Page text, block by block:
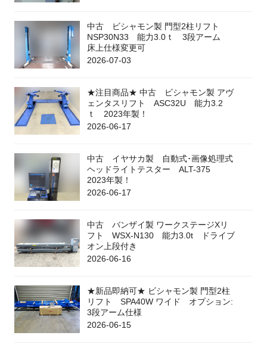
中古 ビシャモン製 門型2柱リフト
NSP30N33 能力3.0ｔ 3段アーム
床上仕様変更可
2026-07-03
★注目商品★ 中古 ビシャモン製 アヴ
ェンタスリフト ASC32U 能力3.2
ｔ 2023年製！
2026-06-17
中古 イヤサカ製 自動式･画像処理式
ヘッドライトテスター ALT-375
2023年製！
2026-06-17
中古 バンザイ製 ワークステージXリ
フト WSX-N130 能力3.0t ドライブ
オン上段付き
2026-06-16
★新品即納可★ ビシャモン製 門型2柱
リフト SPA40W ワイド オプション:
3段アーム仕様
2026-06-15